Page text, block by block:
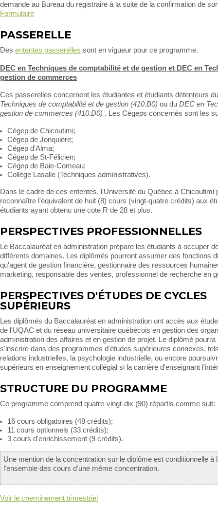
demande au Bureau du registraire à la suite de la confirmation de
Formulaire
PASSERELLE
Des ententes passerelles sont en vigueur pour ce programme.
DEC en Techniques de comptabilité et de gestion et DEC en
gestion de commerces
Ces passerelles concernent les étudiantes et étudiants détenteurs
Techniques de comptabilité et de gestion (410.B0) ou du DEC en
gestion de commerces (410.D0) . Les Cégeps concernés sont les
Cégep de Chicoutimi;
Cégep de Jonquière;
Cégep d'Alma;
Cégep de St-Félicien;
Cégep de Baie-Comeau;
Collège Lasalle (Techniques administratives).
Dans le cadre de ces ententes, l'Université du Québec à Chicoutimi
reconnaître l'équivalent de huit (8) cours (vingt-quatre crédits) aux
étudiants ayant obtenu une cote R de 28 et plus.
PERSPECTIVES PROFESSIONNELLES
Le Baccalauréat en administration prépare les étudiants à occuper
différents domaines. Les diplômés pourront assumer des fonctions
qu'agent de gestion financière, gestionnaire des ressources
marketing, responsable des ventes, professionnel de recherche en
PERSPECTIVES D'ÉTUDES DE CYCLES
SUPÉRIEURS
Les diplômés du Baccalauréat en administration ont accès aux
de l'UQAC et du réseau universitaire québécois en gestion des
administration des affaires et en gestion de projet. Le diplômé pourra
s'inscrire dans des programmes d'études supérieures connexes,
relations industrielles, la psychologie industrielle, ou encore
supérieurs en enseignement collégial si la carrière d'enseignant
STRUCTURE DU PROGRAMME
Ce programme comprend quatre-vingt-dix (90) répartis comme suit:
16 cours obligatoires (48 crédits);
11 cours optionnels (33 crédits);
3 cours d'enrichissement (9 crédits).
Une mention de la concentration sur le diplôme est conditionnelle à
l'ensemble des cours d'une même concentration.
Voir le cheminement trimestriel